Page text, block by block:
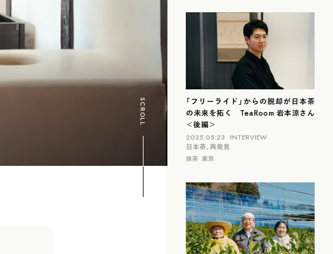
ダージリン
滋賀
木 熊本
SCROLL
「フリーライド」からの脱却が日本茶
の未来を拓く TeaRoom 岩本涼さん
＜後編＞
2025.05.23 INTERVIEW
日本茶、再発見
抹茶 東京